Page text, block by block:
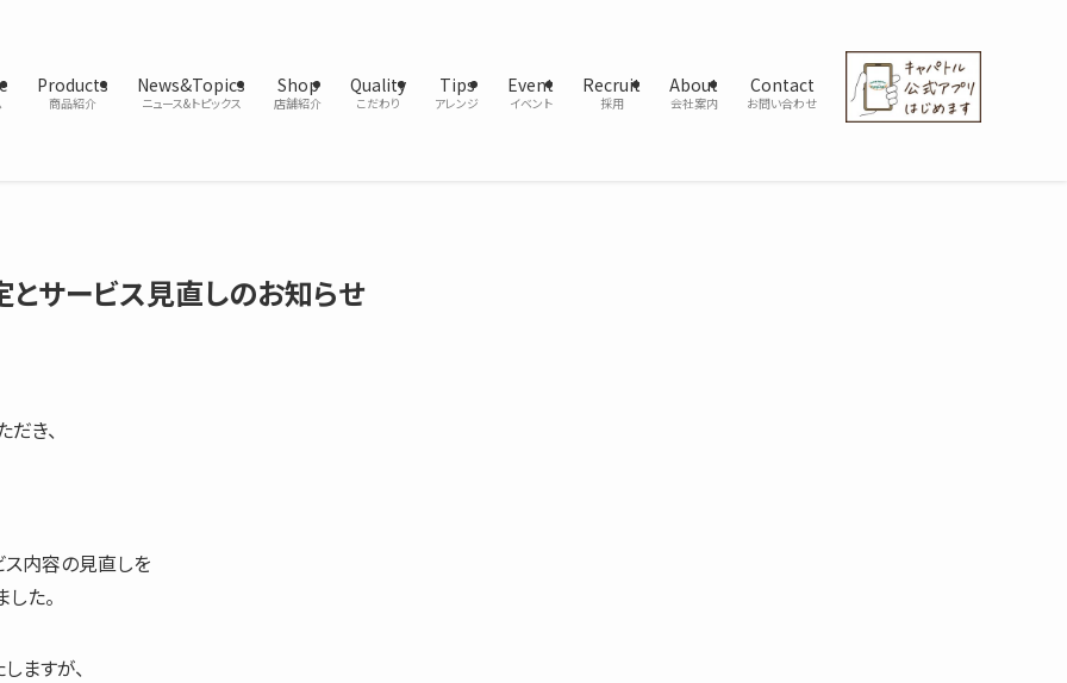
Products
商品紹介
News&Topics
ニュース&トピックス
Shop
店舗紹介
Quality
こだわり
Tips
アレンジ
Event
イベント
Recruit
採用
About
会社案内
Contact
お問い合わせ
サービス見直しのお知らせ
き、
内容の見直しを
た。
ますが、